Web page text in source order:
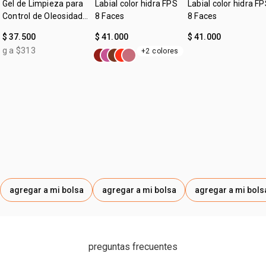
indicado en su descripción
Gel de Limpieza para
Control de Oleosidad
$ 37.500
g a $313
agregar a mi bolsa
Labial color hidra FPS
8 Faces
$ 41.000
+2 colores
agregar a mi bolsa
Labial color hidra
8 Faces
$ 41.000
agregar a mi
preguntas frecuentes